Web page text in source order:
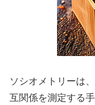
ソシオメトリーは
互関係を測定する